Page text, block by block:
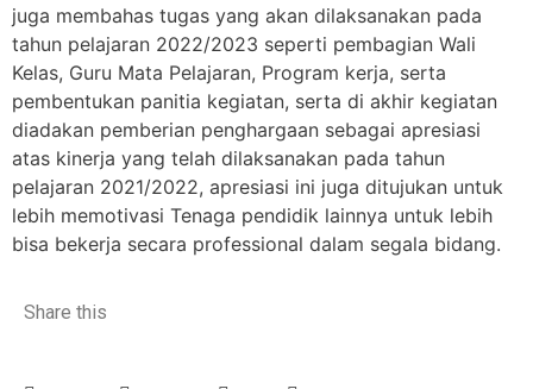
juga membahas tugas yang akan dilaksanakan pada
tahun pelajaran 2022/2023 seperti pembagian Wali
Kelas, Guru Mata Pelajaran, Program kerja, serta
pembentukan panitia kegiatan, serta di akhir kegiatan
diadakan pemberian penghargaan sebagai apresiasi
atas kinerja yang telah dilaksanakan pada tahun
pelajaran 2021/2022, apresiasi ini juga ditujukan untuk
lebih memotivasi Tenaga pendidik lainnya untuk lebih
bisa bekerja secara professional dalam segala bidang.
Share this